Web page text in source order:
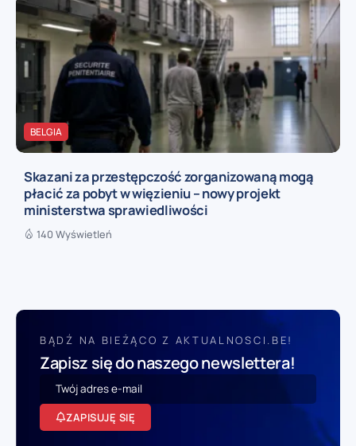
BELGIA
Skazani za przestępczość zorganizowaną mogą
płacić za pobyt w więzieniu – nowy projekt
ministerstwa sprawiedliwości
140 Wyświetleń
BĄDŹ NA BIEŻĄCO Z AKTUALNOSCI.BE!
Zapisz się do naszego newslettera!
ZAPISUJĘ SIĘ